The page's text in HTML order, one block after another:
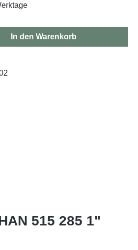
gewünschten Wert ein
In den Warenkorb
515 285 1"